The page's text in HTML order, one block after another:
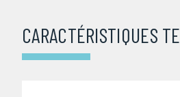
CARACTÉRISTIQUES